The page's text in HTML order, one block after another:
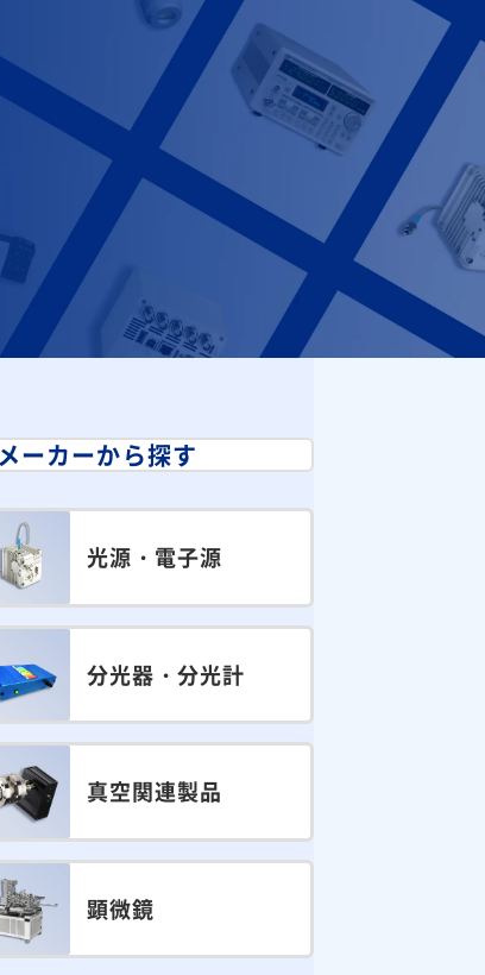
メーカーから探す
光源・電子源
分光器・分光計
真空関連製品
顕微鏡